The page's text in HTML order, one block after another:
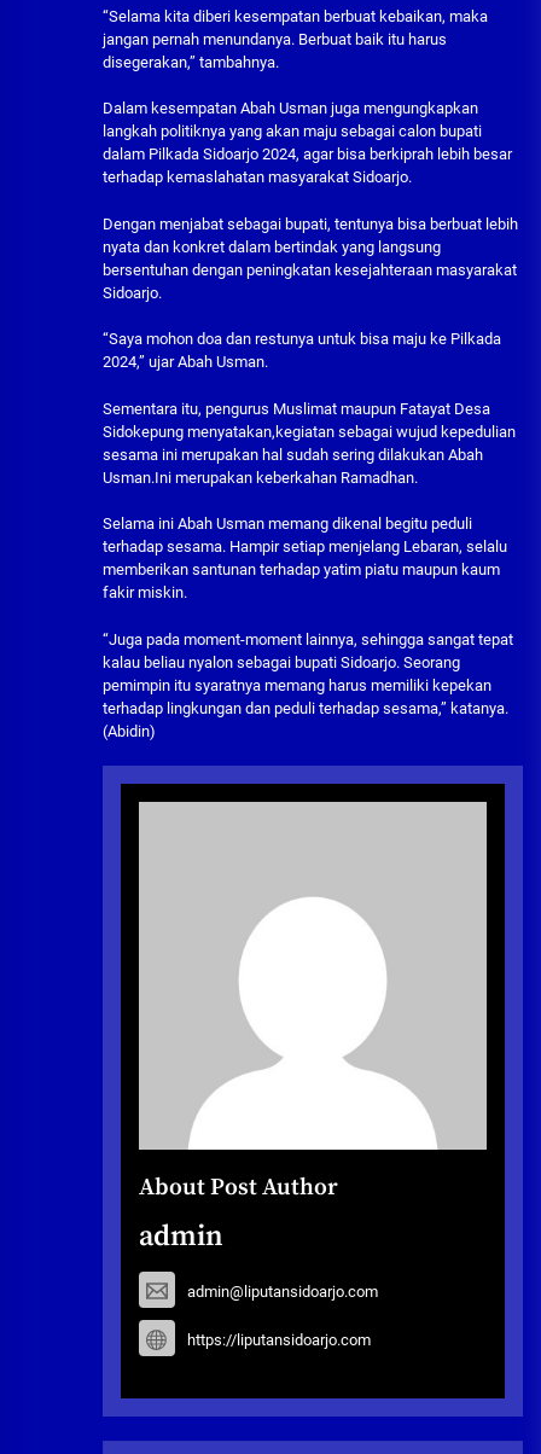
“Selama kita diberi kesempatan berbuat kebaikan, maka
jangan pernah menundanya. Berbuat baik itu harus
disegerakan,” tambahnya.
Dalam kesempatan Abah Usman juga mengungkapkan
langkah politiknya yang akan maju sebagai calon bupati
dalam Pilkada Sidoarjo 2024, agar bisa berkiprah lebih besar
terhadap kemaslahatan masyarakat Sidoarjo.
Dengan menjabat sebagai bupati, tentunya bisa berbuat lebih
nyata dan konkret dalam bertindak yang langsung
bersentuhan dengan peningkatan kesejahteraan masyarakat
Sidoarjo.
“Saya mohon doa dan restunya untuk bisa maju ke Pilkada
2024,” ujar Abah Usman.
Sementara itu, pengurus Muslimat maupun Fatayat Desa
Sidokepung menyatakan,kegiatan sebagai wujud kepedulian
sesama ini merupakan hal sudah sering dilakukan Abah
Usman.Ini merupakan keberkahan Ramadhan.
Selama ini Abah Usman memang dikenal begitu peduli
terhadap sesama. Hampir setiap menjelang Lebaran, selalu
memberikan santunan terhadap yatim piatu maupun kaum
fakir miskin.
“Juga pada moment-moment lainnya, sehingga sangat tepat
kalau beliau nyalon sebagai bupati Sidoarjo. Seorang
pemimpin itu syaratnya memang harus memiliki kepekan
terhadap lingkungan dan peduli terhadap sesama,” katanya.
(Abidin)
About Post Author
admin
admin@liputansidoarjo.com
https://liputansidoarjo.com